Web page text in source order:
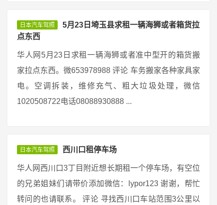
日本汽车驾照
5月23日埼玉县求租一辆海狮或者箱货拉
点东西
华人网5月23日求租一辆海狮或者准中型开的箱货搬
家拉点东西。微653978988 评论 车务搬家各种家具家
电。空调拆装，维修充气、粗大垃圾处理，微信
1020508722电话08088930888 ...
日本汽车驾照 西川口租停车场
华人网西川口3丁目附近想长期租一个停车场，有空位
的兄弟姐妹们请带价添加微信：lypor123 谢谢，帮忙
转问的也请联系。 评论 寻找西川口车站范围3公里以